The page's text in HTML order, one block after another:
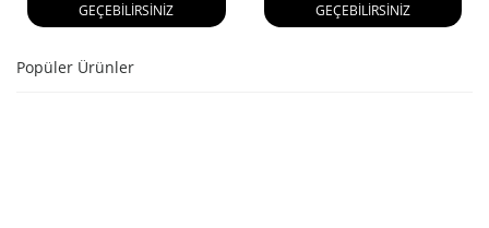
GEÇEBİLİRSİNİZ
GEÇEBİLİRSİNİZ
Popüler Ürünler